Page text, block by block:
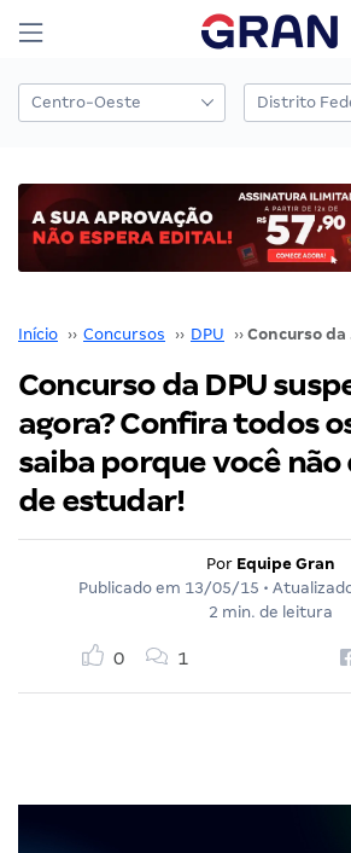
Início ›› Concursos ›› DPU ››
Concurso da DPU
agora? Confira todos
saiba porque você
de estudar!
Por Equipe Gran
Publicado em 13/05/15 •
2 min. de leitura
0 1